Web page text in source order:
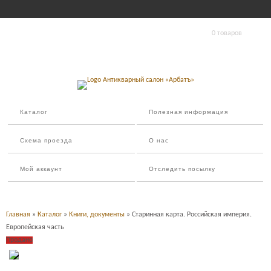
0 товаров
Каталог Полезная информация
Схема проезда О нас
Мой аккаунт Отследить посылку
Главная » Каталог » Книги, документы » Старинная карта. Российская империя.
Европейская часть
Продано